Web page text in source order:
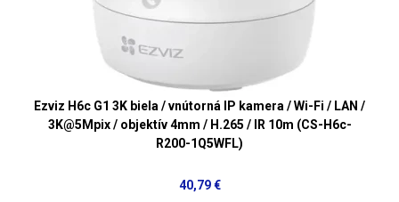
Ezviz H6c G1 3K biela / vnútorná IP kamera / Wi-Fi / LAN /
3K@5Mpix / objektív 4mm / H.265 / IR 10m (CS-H6c-
R200-1Q5WFL)
40,79 €